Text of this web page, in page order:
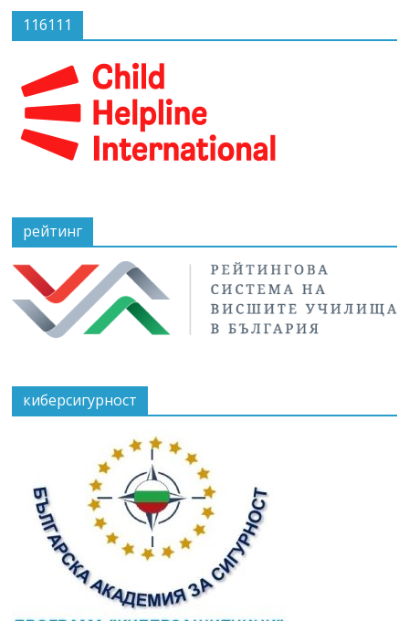
116111
рейтинг
киберсигурност